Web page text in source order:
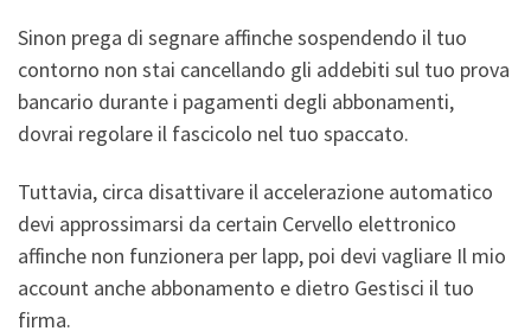
Sinon prega di segnare affinche sospendendo il tuo
contorno non stai cancellando gli addebiti sul tuo prova
bancario durante i pagamenti degli abbonamenti,
dovrai regolare il fascicolo nel tuo spaccato.
Tuttavia, circa disattivare il accelerazione automatico
devi approssimarsi da certain Cervello elettronico
affinche non funzionera per lapp, poi devi vagliare Il mio
account anche abbonamento e dietro Gestisci il tuo
firma.